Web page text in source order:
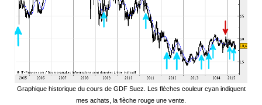
Graphique historique du cours de GDF Suez. Les flèches couleur cyan indiquent
mes achats, la flèche rouge une vente.